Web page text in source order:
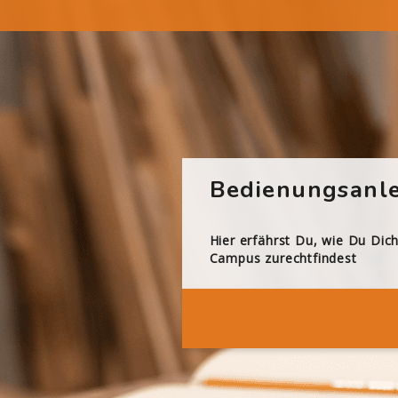
Hier erfährst Du, wie Du
Campus zurechtfindest